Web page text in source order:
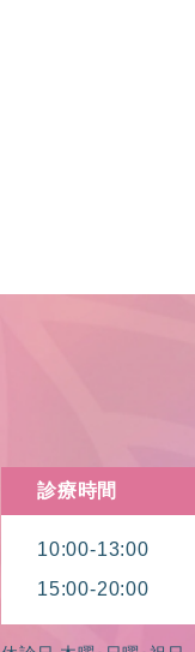
診療時間
10:00-13:00
15:00-20:00